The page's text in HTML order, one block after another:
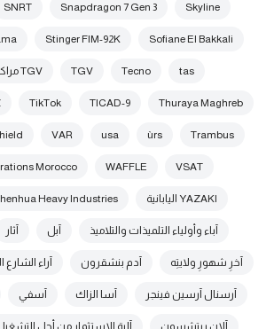
Skyline
Snapdragon 7 Gen 3
SNRT
Sofiane El Bakkali
Stinger FIM-92K
tas
Tecno
TGV TGV مراكش أكادير
Thuraya Maghreb
TICAD-9
TikTok
Trambus
ùrs
usa
VAR
VSAT
WAFFLE
Morocco
YAZAKI اليابانية Heavy Industries
آباء وأولياء التلميذات والتلاميذ آبل آثار
آخرِ شهورِ ولايتِه آدم بنشقرون آراء الشارع
آرسنال آرسين فينجر آسا الزاك آسفي